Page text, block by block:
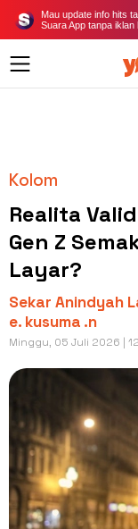
Mau update info hits
Suara App tanpa iklan
Kolom
Realita
Gen Z
Layar?
Sekar Anindyah
e. kusuma .n
Minggu, 05 Juli 2026 |